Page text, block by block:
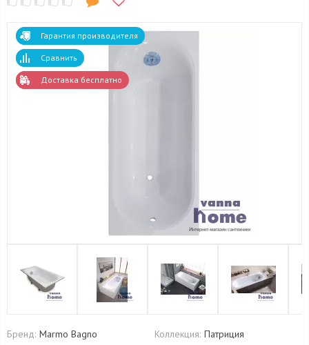
Гарантия производителя
Сравнить
Доставка бесплатно
Бренд: Marmo Bagno Коллекция: Патриция